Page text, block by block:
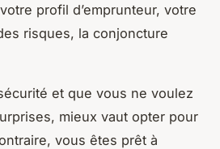
profil d’emprunteur, votre
risques, la conjoncture
et que vous ne voulez
mieux vaut opter pour
vous êtes prêt à